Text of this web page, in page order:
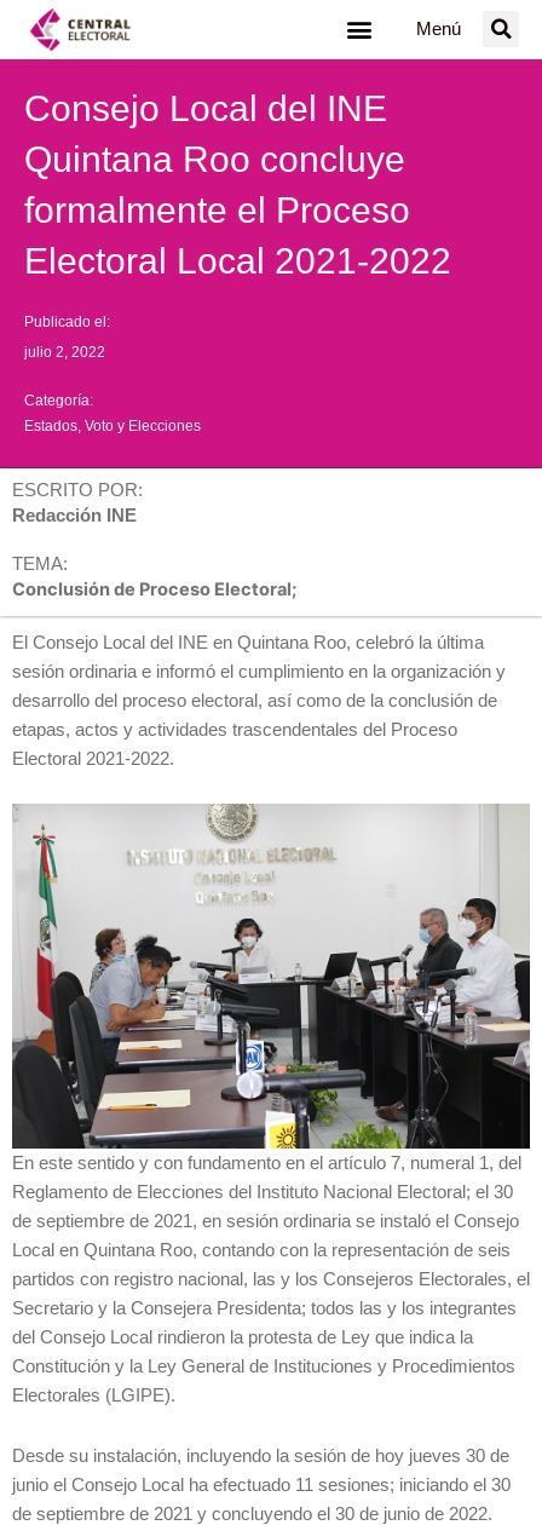
Menú
Consejo Local del INE
Quintana Roo concluye
formalmente el Proceso
Electoral Local 2021-2022
Publicado el:
julio 2, 2022
Categoría:
Estados Voto y Elecciones
ESCRITO POR:
Redacción INE
TEMA:
Conclusión de Proceso Electoral;
El Consejo Local del INE en Quintana Roo, celebró la última
sesión ordinaria e informó el cumplimiento en la organización y
desarrollo del proceso electoral, así como de la conclusión de
etapas, actos y actividades trascendentales del Proceso
Electoral 2021-2022.
En este sentido y con fundamento en el artículo 7, numeral 1, del
Reglamento de Elecciones del Instituto Nacional Electoral; el 30
de septiembre de 2021, en sesión ordinaria se instaló el Consejo
Local en Quintana Roo, contando con la representación de seis
partidos con registro nacional, las y los Consejeros Electorales, el
Secretario y la Consejera Presidenta; todos las y los integrantes
del Consejo Local rindieron la protesta de Ley que indica la
Constitución y la Ley General de Instituciones y Procedimientos
Electorales (LGIPE).
Desde su instalación, incluyendo la sesión de hoy jueves 30 de
junio el Consejo Local ha efectuado 11 sesiones; iniciando el 30
de septiembre de 2021 y concluyendo el 30 de junio de 2022.